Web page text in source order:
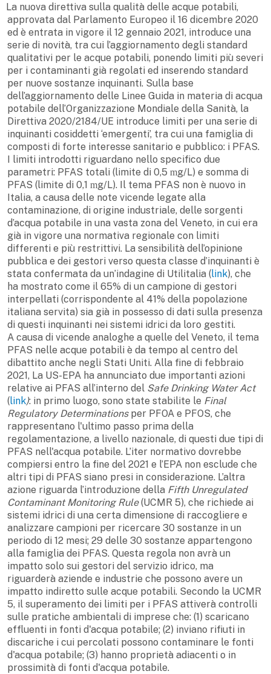
La nuova direttiva sulla qualità delle acque potabili,
approvata dal Parlamento Europeo il 16 dicembre 2020
ed è entrata in vigore il 12 gennaio 2021, introduce una
serie di novità, tra cui l’aggiornamento degli standard
qualitativi per le acque potabili, ponendo limiti più severi
per i contaminanti già regolati ed inserendo standard
per nuove sostanze inquinanti. Sulla base
dell’aggiornamento delle Linee Guida in materia di acqua
potabile dell’Organizzazione Mondiale della Sanità, la
Direttiva 2020/2184/UE introduce limiti per una serie di
inquinanti cosiddetti ‘emergenti’, tra cui una famiglia di
composti di forte interesse sanitario e pubblico: i PFAS.
I limiti introdotti riguardano nello specifico due
parametri: PFAS totali (limite di 0,5 mg/L) e somma di
PFAS (limite di 0,1 mg/L). Il tema PFAS non è nuovo in
Italia, a causa delle note vicende legate alla
contaminazione, di origine industriale, delle sorgenti
d’acqua potabile in una vasta zona del Veneto, in cui era
già in vigore una normativa regionale con limiti
differenti e più restrittivi. La sensibilità dell’opinione
pubblica e dei gestori verso questa classe d’inquinanti è
stata confermata da un’indagine di Utilitalia (link), che
ha mostrato come il 65% di un campione di gestori
interpellati (corrispondente al 41% della popolazione
italiana servita) sia già in possesso di dati sulla presenza
di questi inquinanti nei sistemi idrici da loro gestiti.
A causa di vicende analoghe a quelle del Veneto, il tema
PFAS nelle acque potabili è da tempo al centro del
dibattito anche negli Stati Uniti. Alla fine di febbraio
2021, La US-EPA ha annunciato due importanti azioni
relative ai PFAS all’interno del Safe Drinking Water Act
(link): in primo luogo, sono state stabilite le Final
Regulatory Determinationsper PFOA e PFOS, che
rappresentano l'ultimo passo prima della
regolamentazione, a livello nazionale, di questi due tipi di
PFAS nell'acqua potabile. L’iter normativo dovrebbe
compiersi entro la fine del 2021 e l’EPA non esclude che
altri tipi di PFAS siano presi in considerazione. L’altra
azione riguarda l’introduzione della Fifth Unregulated
Contaminant Monitoring Rule(UCMR 5), che richiede ai
sistemi idrici di una certa dimensione di raccogliere e
analizzare campioni per ricercare 30 sostanze in un
periodo di 12 mesi; 29 delle 30 sostanze appartengono
alla famiglia dei PFAS. Questa regola non avrà un
impatto solo sui gestori del servizio idrico, ma
riguarderà aziende e industrie che possono avere un
impatto indiretto sulle acque potabili. Secondo la UCMR
5, il superamento dei limiti per i PFAS attiverà controlli
sulle pratiche ambientali di imprese che: (1) scaricano
effluenti in fonti d'acqua potabile; (2) inviano rifiuti in
discariche i cui percolati possono contaminare le fonti
d'acqua potabile; (3) hanno proprietà adiacenti o in
prossimità di fonti d'acqua potabile.